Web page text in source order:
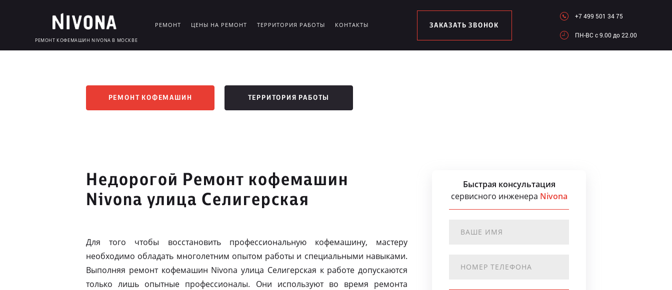
РЕМОНТ КОФЕМАШИН NIVONA В МОСКВЕ
РЕМОНТ ЦЕНЫ НА РЕМОНТ ТЕРРИТОРИЯ РАБОТЫ КОНТАКТЫ ЗАКАЗАТЬ ЗВОНОК
+7 499 501 34 75
ПН-ВC c 9.00 до 22.00
РЕМОНТ КОФЕМАШИН ТЕРРИТОРИЯ РАБОТЫ
Недорогой Ремонт кофемашин
Nivona улица Селигерская
Для того чтобы восстановить профессиональную кофемашину, мастеру
необходимо обладать многолетним опытом работы и специальными навыками.
Выполняя ремонт кофемашин Nivona улица Селигерская к работе допускаются
только лишь опытные профессионалы. Они используют во время ремонта
Быстрая консультация
сервисного инженера Nivona